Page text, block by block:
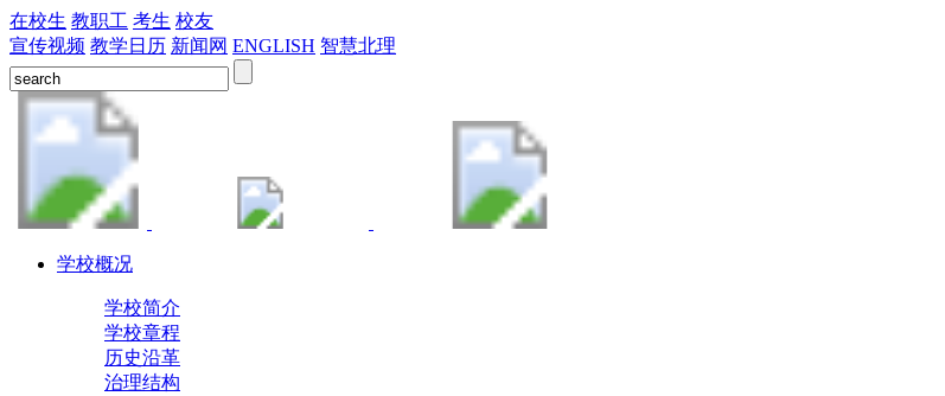
在校生 教职工 考生 校友
宣传视频 教学日历 新闻网 ENGLISH 智慧北理
学校概况
学校简介
学校章程
历史沿革
治理结构